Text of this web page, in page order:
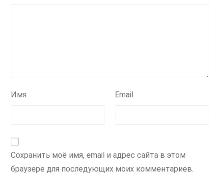
Имя Email
Сохранить моё имя, email и адрес сайта в этом
браузере для последующих моих комментариев.